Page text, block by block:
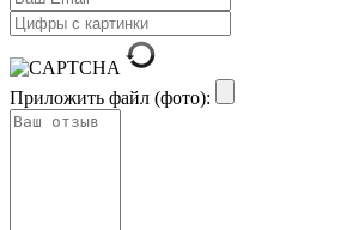
Приложить файл (фото):